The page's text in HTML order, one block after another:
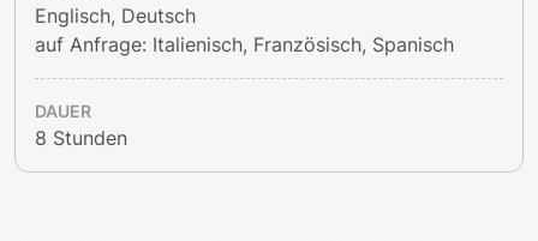
Englisch, Deutsch
auf Anfrage: Italienisch, Französisch, Spanisch
DAUER
8 Stunden